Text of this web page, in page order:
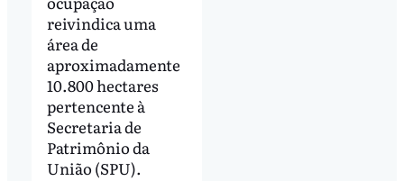
reivindica uma
área de
aproximadamente
10.800 hectares
pertencente à
Secretaria de
Patrimônio da
União (SPU).